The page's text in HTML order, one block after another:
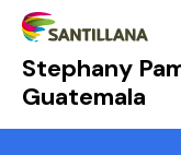
Stephany
Guatemala